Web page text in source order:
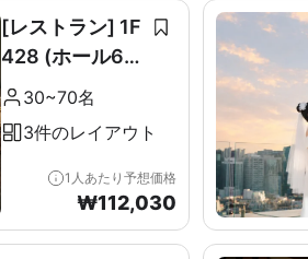
[レストラン] 1F
428 (ホール60
席+ルーム10席)
30~70名
3件のレイアウト
1人あたり予想価格
₩112,030